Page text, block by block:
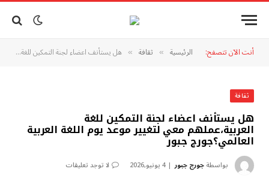
أنت الآن تتصفح: الرئيسية » ثقافة » هل يستأنف اعضاء لجنة التمكين للغة العربية،عملهم معي لتغيير موعد يوم اللغة العربية العالمي؟جورج جبور
ثقافة
هل يستأنف اعضاء لجنة التمكين للغة
العربية،عملهم معي لتغيير موعد يوم اللغة العربية
العالمي؟جورج جبور
بواسطةجورج جبور 4 يونيو,2026 لا توجد تعليقات